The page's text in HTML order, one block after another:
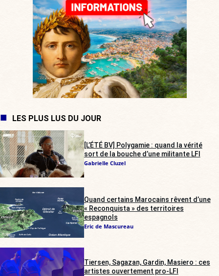
LES PLUS LUS DU JOUR
[L’ÉTÉ BV] Polygamie : quand la vérité
sort de la bouche d’une militante LFI
Gabrielle Cluzel
Quand certains Marocains rêvent d’une
« Reconquista » des territoires
espagnols
Eric de Mascureau
Tiersen, Sagazan, Gardin, Masiero : ces
artistes ouvertement pro-LFI